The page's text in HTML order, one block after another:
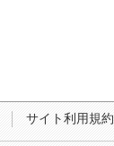
サイト利用規約